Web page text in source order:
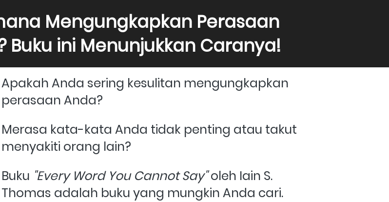
Mengungkapkan Perasaan
Buku ini Menunjukkan Caranya!
Apakah Anda sering kesulitan mengungkapkan
perasaan Anda?
Merasa kata-kata Anda tidak penting atau takut
menyakiti orang lain?
Buku "Every Word You Cannot Say" oleh Iain S.
Thomas adalah buku yang mungkin Anda cari.